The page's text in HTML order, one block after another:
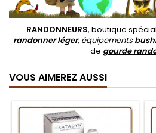
RANDONNEURS, boutique
randonner léger, équipements
de gourde
VOUS AIMEREZ AUSSI